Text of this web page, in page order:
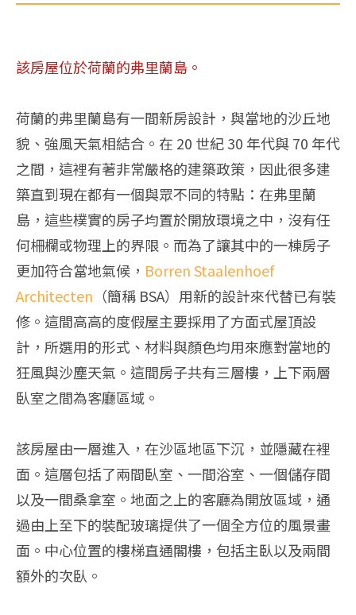
該房屋位於荷蘭的弗里蘭島。
荷蘭的弗里蘭島有一間新房設計，與當地的沙丘地
貌、強風天氣相結合。在 20 世紀 30 年代與 70 年代
之間，這裡有著非常嚴格的建築政策，因此很多建
築直到現在都有一個與眾不同的特點：在弗里蘭
島，這些樸實的房子均置於開放環境之中，沒有任
何柵欄或物理上的界限。 而為了讓其中的一棟房子
更加符合當地氣候， Borren Staalenhoef
Architecten （簡稱 BSA）用新的設計來代替已有裝
修。這間高高的度假屋主要採用了方面式屋頂設
計，所選用的形式、材料與顏色均用來應對當地的
狂風與沙塵天氣。這間房子共有三層樓，上下兩層
臥室之間為客廳區域。
該房屋由一層進入，在沙區地區下沉，並隱藏在裡
面。這層包括了兩間臥室、一間浴室、一個儲存間
以及一間桑拿室。地面之上的客廳為開放區域，通
過由上至下的裝配玻璃提供了一個全方位的風景畫
面。中心位置的樓梯直通閣樓，包括主臥以及兩間
額外的次臥。